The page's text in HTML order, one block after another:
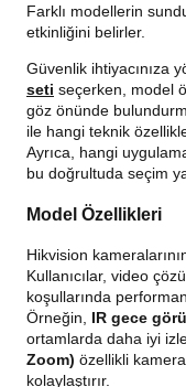
Farklı modellerin
etkinliğini belirler.
Güvenlik ihtiyacınıza
seti seçerken, model
göz önünde
ile hangi teknik
Ayrıca, hangi
bu doğrultuda seçim
Model Özellikleri
Hikvision
Kullanıcılar, video
koşullarında
Örneğin, IR gece
ortamlarda daha iyi
Zoom) özellikli
kolaylaştırır.